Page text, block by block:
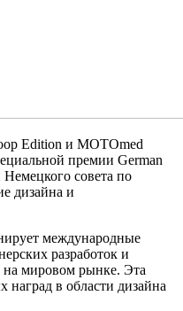
Edition и MOTOmed
премии German
совета по
дизайна и
международные
разработок и
на мировом рынке. Эта
в области дизайна